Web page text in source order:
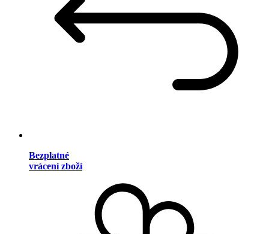
Bezplatné
vrácení zboží